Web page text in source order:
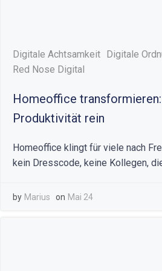
Digitale Achtsamkeit Digitale
Red Nose Digital
Homeoffice transformieren:
Produktivität rein
Homeoffice klingt für viele nach
kein Dresscode, keine Kollegen,
by Marius on Mai 24